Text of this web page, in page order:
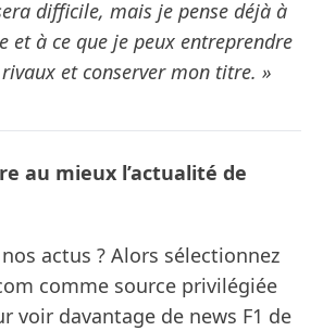
difficile, mais je pense déjà à
et à ce que je peux entreprendre
et conserver mon titre. »
au mieux l’actualité de
actus ? Alors sélectionnez
comme source privilégiée
voir davantage de news F1 de